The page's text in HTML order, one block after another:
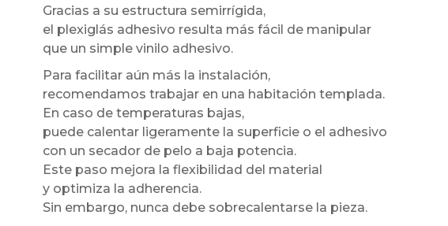
Gracias a su estructura semirrígida,
el plexiglás adhesivo resulta más fácil de manipular
que un simple vinilo adhesivo.
Para facilitar aún más la instalación,
recomendamos trabajar en una habitación templada.
En caso de temperaturas bajas,
puede calentar ligeramente la superficie o el adhesivo
con un secador de pelo a baja potencia.
Este paso mejora la flexibilidad del material
y optimiza la adherencia.
Sin embargo, nunca debe sobrecalentarse la pieza.